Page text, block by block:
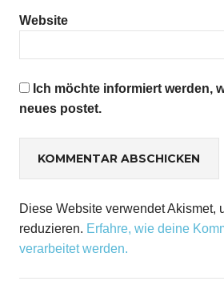
Website
Ich möchte informiert werden,
neues postet.
Diese Website verwendet Akismet,
reduzieren. Erfahre, wie deine
verarbeitet werden.